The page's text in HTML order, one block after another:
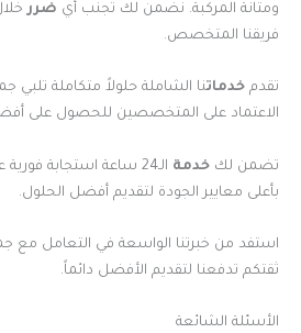
ومتانة المركبة. نضمن لك تجنب أي ضرر
فريقنا المتخصص.
تقدم خدماتنا الشاملة حلولاً متكاملة تلبي
الاعتماد على المتخصصين للحصول على
تضمن لك خدمة
الـ24 ساعة استجابة
بأعلى معايير الجودة لتقديم أفضل الحلول.
استفد من خبرتنا الواسعة في التعامل مع
ثقتكم تدفعنا لتقديم الأفضل دائماً.
الأسئلة الشائعة